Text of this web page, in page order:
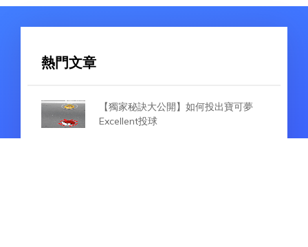
熱門文章
【獨家秘訣大公開】如何投出寶可夢
Excellent投球